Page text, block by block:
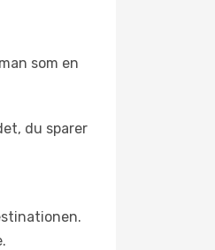
som en
du sparer